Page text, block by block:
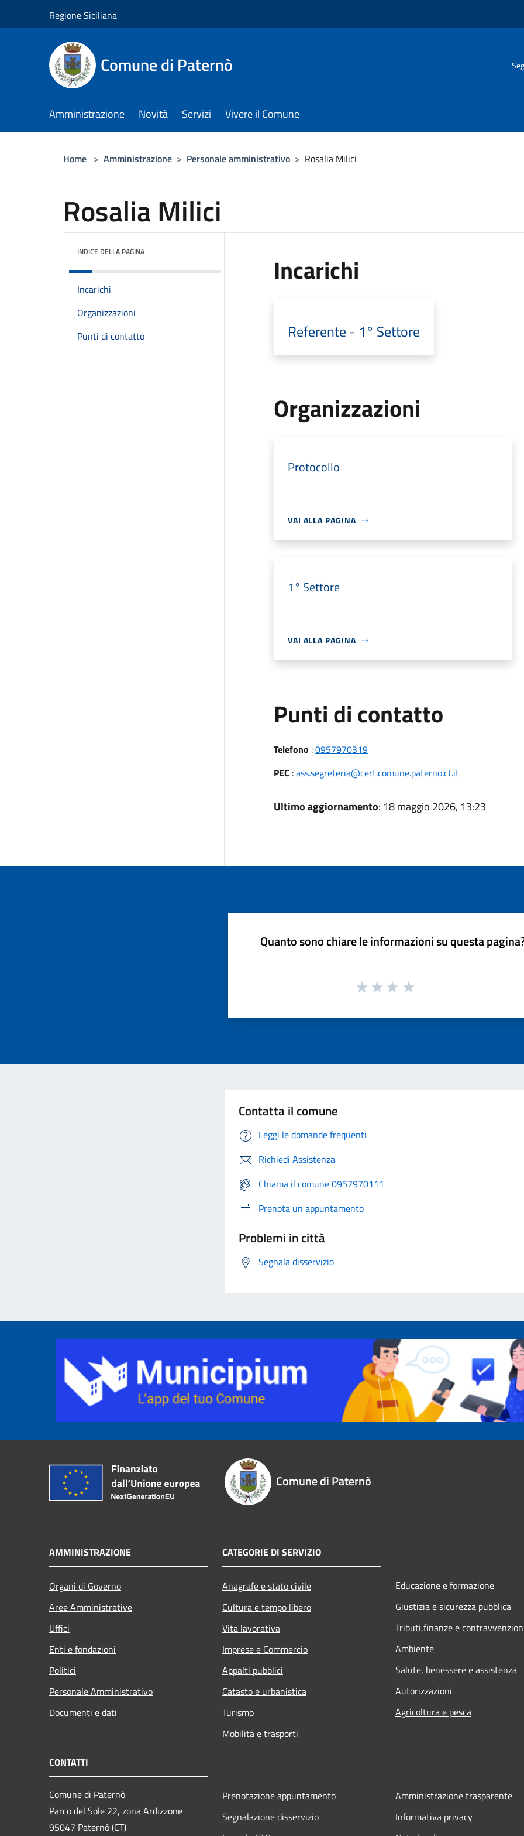
Regione Siciliana
Comune di Paternò
Amministrazione Novità Servizi Vivere il Comune
Home > Amministrazione > Personale amministrativo > Rosalia Milici
Rosalia Milici
INDICE DELLA PAGINA
Incarichi
Organizzazioni
Punti di contatto
Incarichi
Referente - 1° Settore
Organizzazioni
Protocollo
VAI ALLA PAGINA
1° Settore
VAI ALLA PAGINA
Punti di contatto
Telefono :0957970319
PEC :ass.segreteria@cert.comune.paterno.ct.it
Ultimo aggiornamento: 18 maggio 2026, 13:23
Quanto sono chiare le informazioni su questa
Contatta il comune
Leggi le domande frequenti
Richiedi Assistenza
Chiama il comune 0957970111
Prenota un appuntamento
Problemi in città
Segnala disservizio
Comune di Paternò
AMMINISTRAZIONE
Organi di Governo
Aree Amministrative
Uffici
Enti e fondazioni
Politici
Personale Amministrativo
Documenti e dati
CATEGORIE DI SERVIZIO
Anagrafe e stato civile
Cultura e tempo libero
Vita lavorativa
Imprese e Commercio
Appalti pubblici
Catasto e urbanistica
Turismo
Mobilità e trasporti
Educazione e formazione
Giustizia e sicurezza pubblica
Tributi,finanze e
Ambiente
Salute, benessere e assistenza
Autorizzazioni
Agricoltura e pesca
CONTATTI
Comune di Paternò
Parco del Sole 22, zona Ardizzone
95047 Paternò (CT)
Prenotazione appuntamento
Segnalazione disservizio
Amministrazione trasparente
Informativa privacy